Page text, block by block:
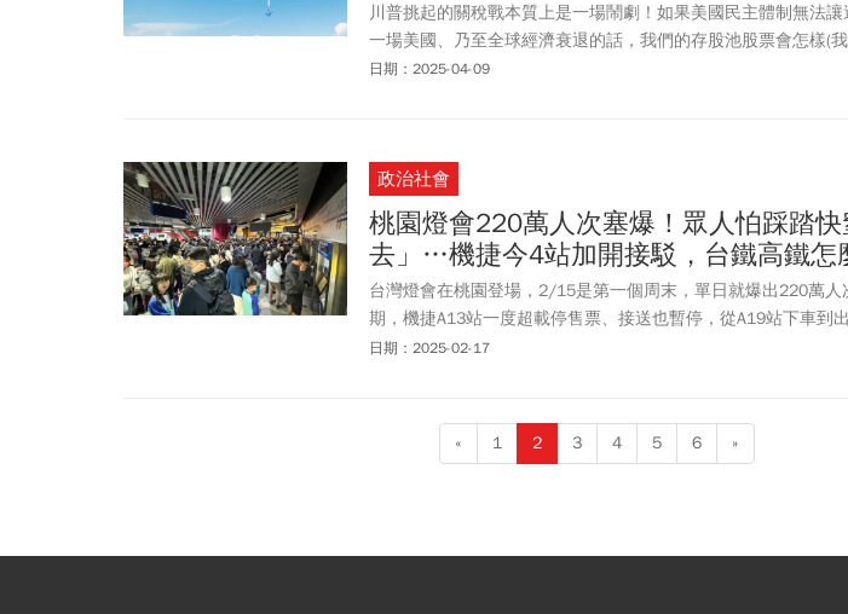
川普挑起的關稅戰本質上是一場鬧劇！如果美國民主體制無法
一場美國、乃至全球經濟衰退的話，我們的存股池股票會怎樣(
繆，提早因應。
日期：2025-04-09
政治社會
桃園燈會220萬人次塞爆！眾人怕踩踏
去」…機捷今4站加開接駁，台鐵高鐵怎
台灣燈會在桃園登場，2/15是第一個周末，單日就爆出220萬
期，機捷A13站一度超載停售票、接送也暫停，從A19站下車到
列車才恢復，青埔交通更是癱瘓，200公尺距離要開30分鐘。桃
疏運備案，機場捷運提前自14時起加開班次為7.5分鐘一班，並
A19至A20之接駁路線。
日期：2025-02-17
« 1 2 3 4 5 6 »